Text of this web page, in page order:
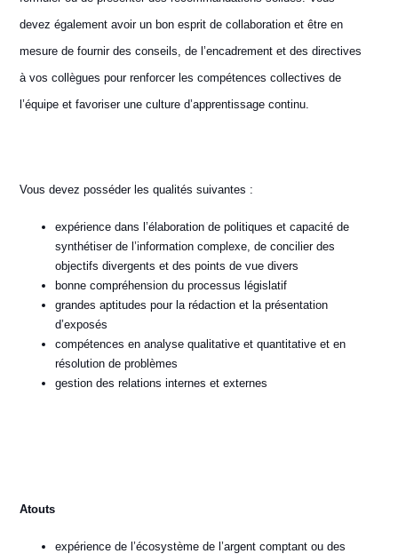
devez également avoir un bon esprit de collaboration et être en
mesure de fournir des conseils, de l’encadrement et des directives
à vos collègues pour renforcer les compétences collectives de
l’équipe et favoriser une culture d’apprentissage continu.
Vous devez posséder les qualités suivantes :
expérience dans l’élaboration de politiques et capacité de
synthétiser de l’information complexe, de concilier des
objectifs divergents et des points de vue divers
bonne compréhension du processus législatif
grandes aptitudes pour la rédaction et la présentation
d’exposés
compétences en analyse qualitative et quantitative et en
résolution de problèmes
gestion des relations internes et externes
Atouts
expérience de l’écosystème de l’argent comptant ou des